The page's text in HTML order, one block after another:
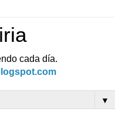
cada día.
▼